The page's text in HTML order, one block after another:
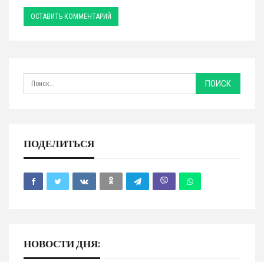
ПОДЕЛИТЬСЯ
НОВОСТИ ДНЯ: